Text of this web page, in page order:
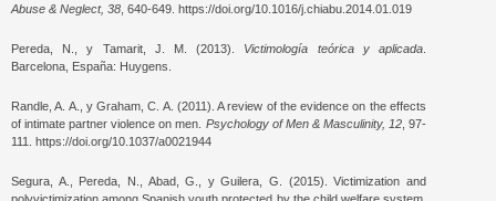
Abuse & Neglect, 38 , 640-649. https://doi.org/10.1016/j.chiabu.2014.01.019
Pereda, N., y Tamarit, J. M. (2013). Victimología teórica y aplicada
Barcelona, España: Huygens.
Randle, A. A., y Graham, C. A. (2011). A review of the evidence on the effects
of intimate partner violence on men. Psychology of Men & Masculinity, 12, 97-
111. https://doi.org/10.1037/a0021944
Segura, A., Pereda, N., Abad, G., y Guilera, G. (2015). Victimization and